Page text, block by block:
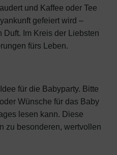
und Kaffee oder Tee
gefeiert wird –
Im Kreis der Liebsten
fürs Leben.
für die Babyparty. Bitte
Wünsche für das Baby
lesen kann. Diese
zu besonderen, wertvollen